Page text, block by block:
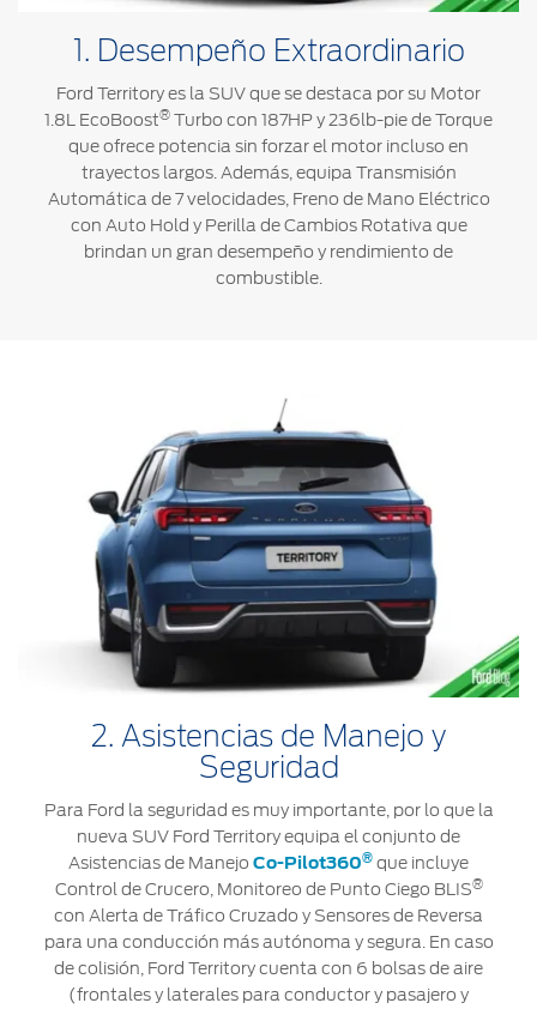
Certificados
1. Desempeño Extraordinario
Ford Territory es la SUV que se destaca por su Motor
1.8L EcoBoost® Turbo con 187HP y 236lb-pie de Torque
que ofrece potencia sin forzar el motor incluso en
trayectos largos. Además, equipa Transmisión
Automática de 7 velocidades, Freno de Mano Eléctrico
con Auto Hold y Perilla de Cambios Rotativa que
brindan un gran desempeño y rendimiento de
combustible.
2. Asistencias de Manejo y
Seguridad
Para Ford la seguridad es muy importante, por lo que la
nueva SUV Ford Territory equipa el conjunto de
Asistencias de Manejo Co-Pilot360® que incluye
Control de Crucero, Monitoreo de Punto Ciego BLIS®
con Alerta de Tráfico Cruzado y Sensores de Reversa
para una conducción más autónoma y segura. En caso
de colisión, Ford Territory cuenta con 6 bolsas de aire
(frontales y laterales para conductor y pasajero y